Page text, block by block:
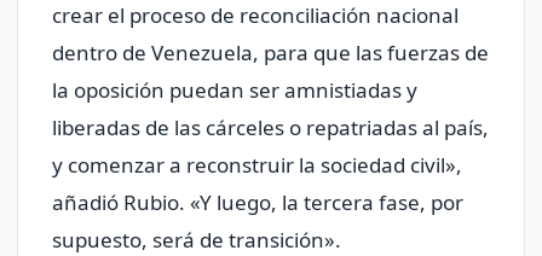
crear el proceso de reconciliación ⁠nacional
dentro de Venezuela, para ​que las fuerzas de
la ​oposición puedan ser amnistiadas y
liberadas de las cárceles o repatriadas al país,
‍y comenzar ⁠a reconstruir la sociedad civil»,
añadió Rubio. «Y luego, la tercera fase, por
supuesto, será ⁠de transición».